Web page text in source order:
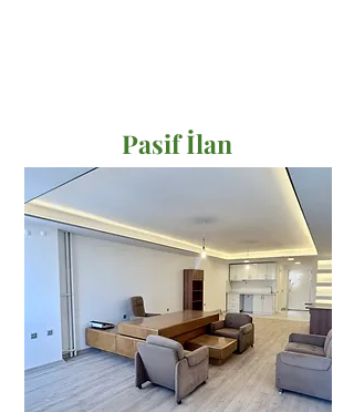
Pasif İlan
Satılık